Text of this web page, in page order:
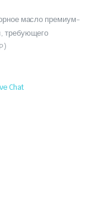
масло премиум-
требующего
Chat